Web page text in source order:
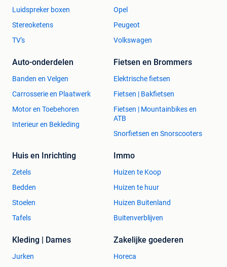
Luidspreker boxen
Stereoketens
TV's
Opel
Peugeot
Volkswagen
Auto-onderdelen
Banden en Velgen
Carrosserie en Plaatwerk
Motor en Toebehoren
Interieur en Bekleding
Fietsen en Brommers
Elektrische fietsen
Fietsen | Bakfietsen
Fietsen | Mountainbikes en
ATB
Snorfietsen en Snorscooters
Huis en Inrichting
Zetels
Bedden
Stoelen
Tafels
Immo
Huizen te Koop
Huizen te huur
Huizen Buitenland
Buitenverblijven
Kleding | Dames
Jurken
Zakelijke goederen
Horeca